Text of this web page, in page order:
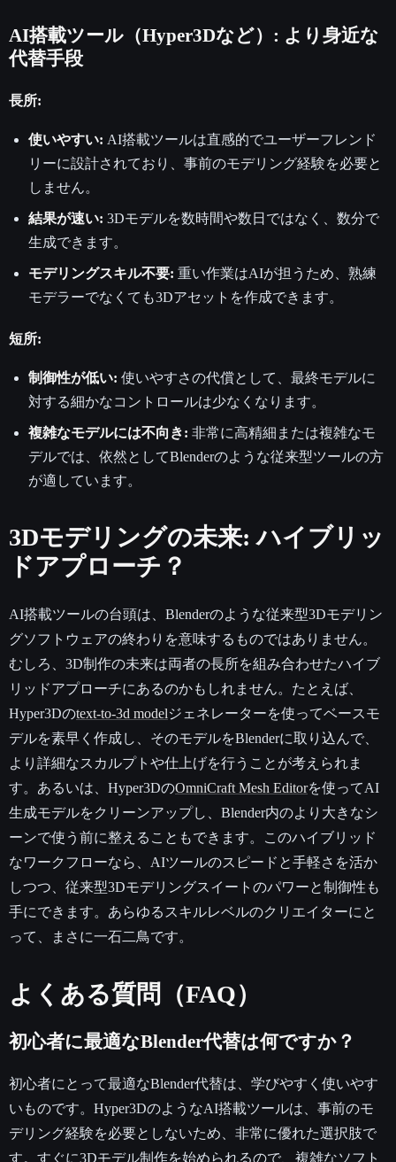
AI搭載ツール（Hyper3Dなど）: より身近な
代替手段
長所:
使いやすい: AI搭載ツールは直感的でユーザーフレンド
リーに設計されており、事前のモデリング経験を必要と
しません。
結果が速い: 3Dモデルを数時間や数日ではなく、数分で
生成できます。
モデリングスキル不要: 重い作業はAIが担うため、熟練
モデラーでなくても3Dアセットを作成できます。
短所:
制御性が低い: 使いやすさの代償として、最終モデルに
対する細かなコントロールは少なくなります。
複雑なモデルには不向き: 非常に高精細または複雑なモ
デルでは、依然としてBlenderのような従来型ツールの方
が適しています。
3Dモデリングの未来: ハイブリッ
ドアプローチ？
AI搭載ツールの台頭は、Blenderのような従来型3Dモデリン
グソフトウェアの終わりを意味するものではありません。
むしろ、3D制作の未来は両者の長所を組み合わせたハイブ
リッドアプローチにあるのかもしれません。たとえば、
Hyper3Dのtext-to-3d modelジェネレーターを使ってベースモ
デルを素早く作成し、そのモデルをBlenderに取り込んで、
より詳細なスカルプトや仕上げを行うことが考えられま
す。あるいは、Hyper3DのOmniCraft Mesh Editorを使ってAI
生成モデルをクリーンアップし、Blender内のより大きなシ
ーンで使う前に整えることもできます。このハイブリッド
なワークフローなら、AIツールのスピードと手軽さを活か
しつつ、従来型3Dモデリングスイートのパワーと制御性も
手にできます。あらゆるスキルレベルのクリエイターにと
って、まさに一石二鳥です。
よくある質問（FAQ）
初心者に最適なBlender代替は何ですか？
初心者にとって最適なBlender代替は、学びやすく使いやす
いものです。Hyper3DのようなAI搭載ツールは、事前のモ
デリング経験を必要としないため、非常に優れた選択肢で
す。すぐに3Dモデル制作を始められるので、複雑なソフト